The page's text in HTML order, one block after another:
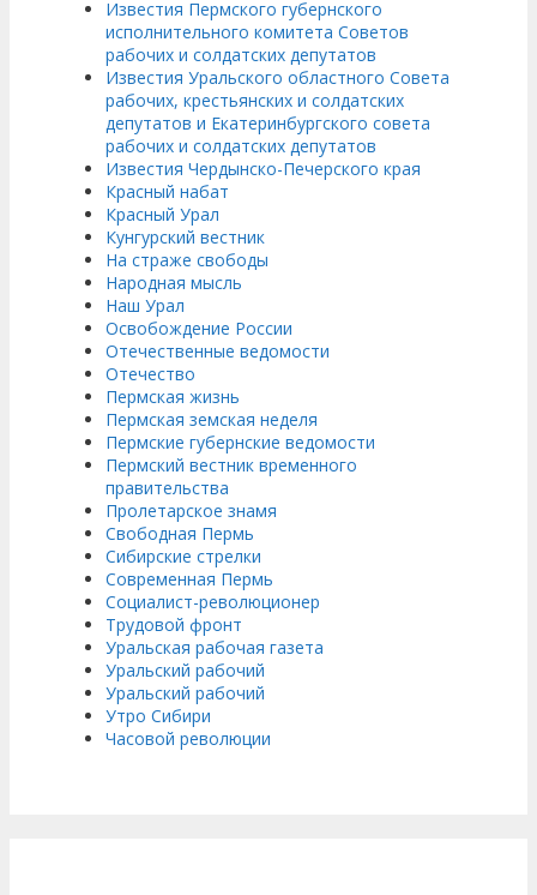
Известия Пермского губернского
исполнительного комитета Советов
рабочих и солдатских депутатов
Известия Уральского областного Совета
рабочих, крестьянских и солдатских
депутатов и Екатеринбургского совета
рабочих и солдатских депутатов
Известия Чердынско-Печерского края
Красный набат
Красный Урал
Кунгурский вестник
На страже свободы
Народная мысль
Наш Урал
Освобождение России
Отечественные ведомости
Отечество
Пермская жизнь
Пермская земская неделя
Пермские губернские ведомости
Пермский вестник временного
правительства
Пролетарское знамя
Свободная Пермь
Сибирские стрелки
Современная Пермь
Социалист-революционер
Трудовой фронт
Уральская рабочая газета
Уральский рабочий
Уральский рабочий
Утро Сибири
Часовой революции